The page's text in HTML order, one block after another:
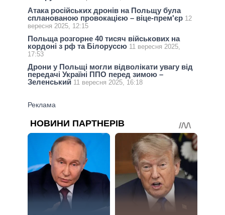
Атака російських дронів на Польщу була
спланованою провокацією – віце-прем'єр 12
вересня 2025, 12:15
Польща розгорне 40 тисяч військових на
кордоні з рф та Білоруссю 11 вересня 2025,
17:53
Дрони у Польщі могли відволікати увагу від
передачі Україні ППО перед зимою –
Зеленський 11 вересня 2025, 16:18